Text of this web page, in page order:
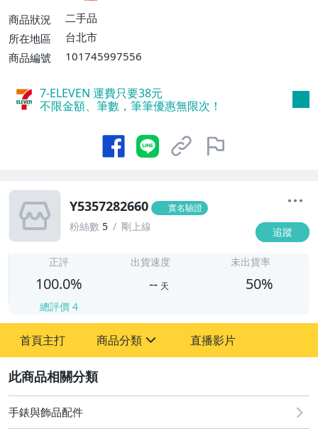
商品狀況
二手品
所在地區
台北市
商品編號
101745997556
7-ELEVEN 運費只要38元
不限金額、筆數，筆筆優惠無限次！
Y5357282660 實名驗證
粉絲數 5 剛上線 追蹤
正評
100.0%
總評價 4
出貨速度
-- 天
未出貨率
50%
首頁主打 商品分類
圖書/影音/文具
古董、藝術與礦石
直播影片
手錶與飾品配件